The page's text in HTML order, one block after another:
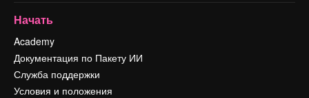
Начать
Academy
Документация по Пакету ИИ
Служба поддержки
Условия и положения